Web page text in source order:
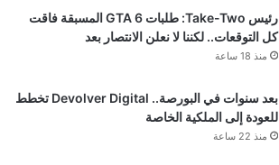
رئيس Take-Two: طلبات GTA 6 المسبقة فاقت
كل التوقعات.. لكننا لا نعلن الانتصار بعد
منذ 18 ساعة
بعد سنوات في البورصة.. Devolver Digital تخطط
للعودة إلى الملكية الخاصة
منذ 22 ساعة